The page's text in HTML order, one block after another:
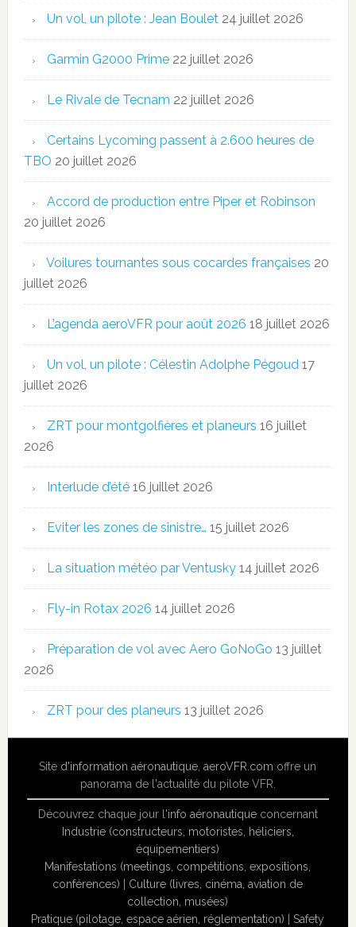
Un vol, un pilote : Jean Boulet 24 juillet 2026
Garmin G2000 Prime 22 juillet 2026
Le Rivale de Tecnam 22 juillet 2026
Certains Lycoming passent à 2.600 heures de
TBO 20 juillet 2026
Accord de production entre Piper et Robinson
20 juillet 2026
Voilures tournantes sous cocardes françaises 20
juillet 2026
L’agenda aeroVFR pour août 2026 18 juillet 2026
Un vol, un pilote : Célestin Adolphe Pégoud 17
juillet 2026
ZRT pour montgolfières et planeurs 16 juillet
2026
Interlude d’été 16 juillet 2026
Eviter les zones de sinistre… 15 juillet 2026
La situation météo par Ventusky 14 juillet 2026
Fly-in Rotax 2026 14 juillet 2026
Préparation de vol avec Aero GoNoGo 13 juillet
2026
ZRT pour des planeurs 13 juillet 2026
Site d'information aéronautique ,aeroVFR.com offre un
panorama de l'actualité du pilote VFR.
Découvrez chaque jour l'info aéronautiqueconcernant
Industrie (constructeurs, motoristes, héliciers,
équipementiers)
Manifestations (meetings, compétitions, expositions,
conférences)
Culture (livres, cinéma, aviation de
collection, musées)
Pratique (pilotage, espace aérien, réglementation) |Safety